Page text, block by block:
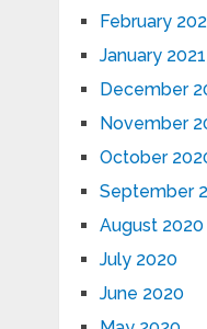
February
January 2021
December
November
October
September
August 2020
July 2020
June 2020